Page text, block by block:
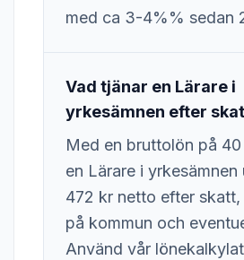
med ca 3-4%% sedan
Vad tjänar en Lärare i
yrkesämnen efter
Med en bruttolön på
en Lärare i yrkesämnen
472 kr netto efter
på kommun och
Använd vår